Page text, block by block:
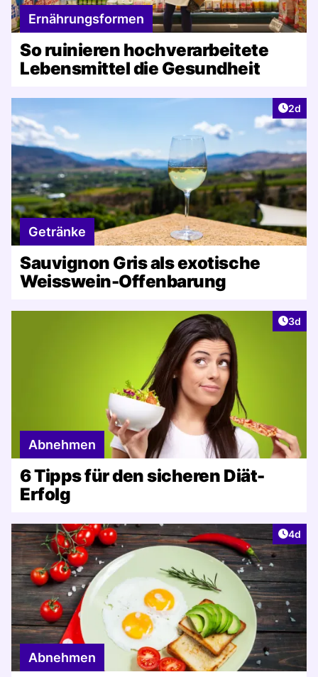
Ernährungsformen
So ruinieren hochverarbeitete
Lebensmittel die Gesundheit
2d
Getränke
Sauvignon Gris als exotische
Weisswein-Offenbarung
3d
Abnehmen
6 Tipps für den sicheren Diät-
Erfolg
4d
Abnehmen